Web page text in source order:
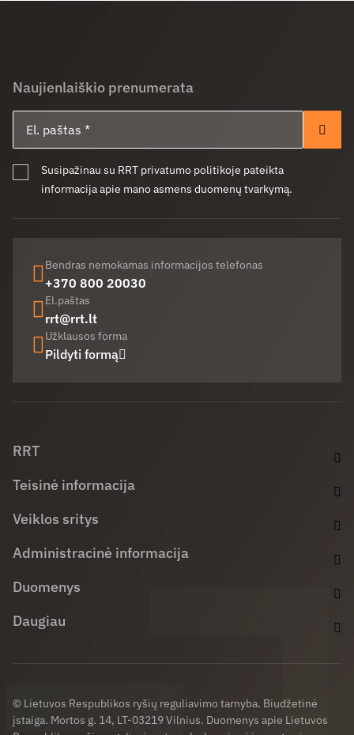
Naujienlaiškio prenumerata
Susipažinau su RRT privatumo politikoje pateikta
informacija apie mano asmens duomenų tvarkymą.
Bendras nemokamas informacijos telefonas
+370 800 20030
El.paštas
rrt@rrt.lt
Užklausos forma
Pildyti formą
RRT
Teisinė informacija
Veiklos sritys
Administracinė informacija
Duomenys
Daugiau
© Lietuvos Respublikos ryšių reguliavimo tarnyba. Biudžetinė
įstaiga. Mortos g. 14, LT-03219 Vilnius. Duomenys apie Lietuvos